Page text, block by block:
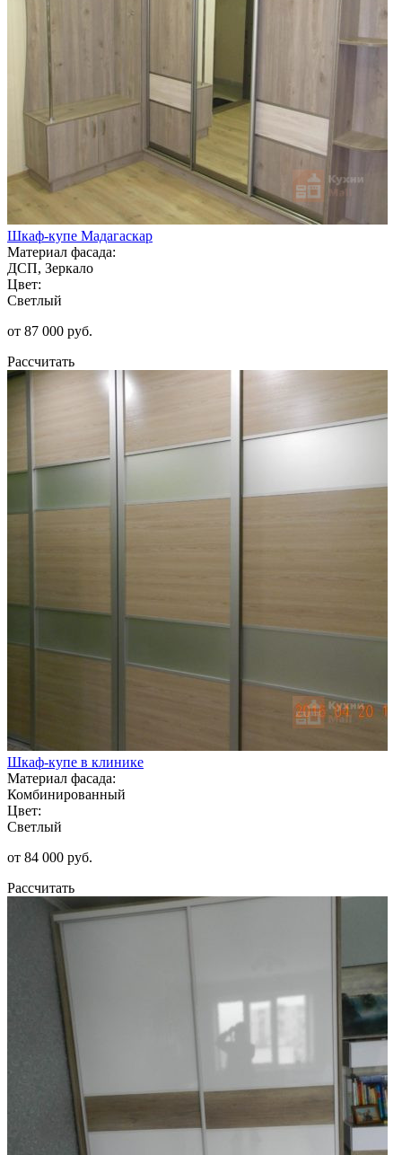
Шкаф-купе Мадагаскар
Материал фасада:
ДСП, Зеркало
Цвет:
Светлый
от 87 000 руб.
Рассчитать
Шкаф-купе в клинике
Материал фасада:
Комбинированный
Цвет:
Светлый
от 84 000 руб.
Рассчитать